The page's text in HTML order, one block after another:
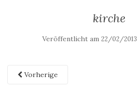
kirche
Veröffentlicht am 22/02/2013
Vorherige